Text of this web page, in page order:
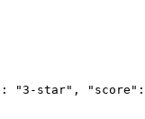
: "3-star" , "score" :